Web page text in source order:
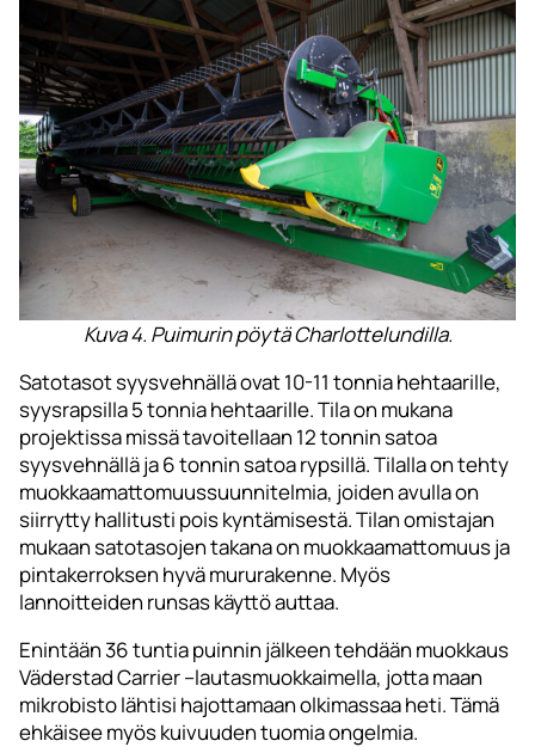
Kuva 4. Puimurin pöytä Charlottelundilla.
Satotasot syysvehnällä ovat 10-11 tonnia hehtaarille,
syysrapsilla 5 tonnia hehtaarille. Tila on mukana
projektissa missä tavoitellaan 12 tonnin satoa
syysvehnällä ja 6 tonnin satoa rypsillä. Tilalla on tehty
muokkaamattomuussuunnitelmia, joiden avulla on
siirrytty hallitusti pois kyntämisestä. Tilan omistajan
mukaan satotasojen takana on muokkaamattomuus ja
pintakerroksen hyvä mururakenne. Myös
lannoitteiden runsas käyttö auttaa.
Enintään 36 tuntia puinnin jälkeen tehdään muokkaus
Väderstad Carrier –lautasmuokkaimella, jotta maan
mikrobisto lähtisi hajottamaan olkimassaa heti. Tämä
ehkäisee myös kuivuuden tuomia ongelmia.